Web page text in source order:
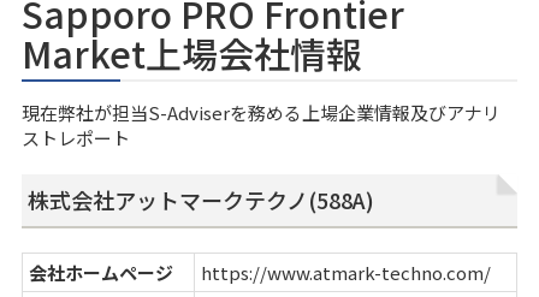
Sapporo PRO Frontier
Market上場会社情報
現在弊社が担当S-Adviserを務める上場企業情報及びアナリ
ストレポート
株式会社アットマークテクノ(588A)
会社ホームページ
https://www.atmark-techno.com/